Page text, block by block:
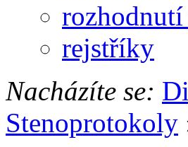
rozhodnutí
rejstříky
Nacházíte se:
Stenoprotokoly